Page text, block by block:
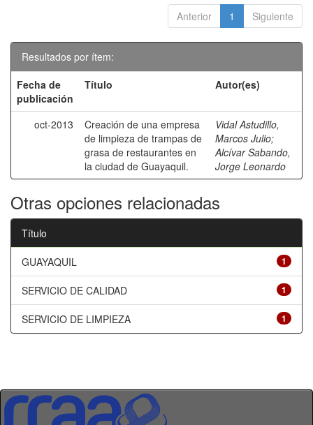
Anterior 1 Siguiente
Resultados por ítem:
Fecha de
publicación
Título Autor(es)
oct-2013
Creación de una empresa
de limpieza de trampas de
grasa de restaurantes en
la ciudad de Guayaquil.
Vidal Astudillo,
Marcos Julio;
Alcívar Sabando,
Jorge Leonardo
Otras opciones relacionadas
Título
1
GUAYAQUIL
1
SERVICIO DE CALIDAD
1
SERVICIO DE LIMPIEZA